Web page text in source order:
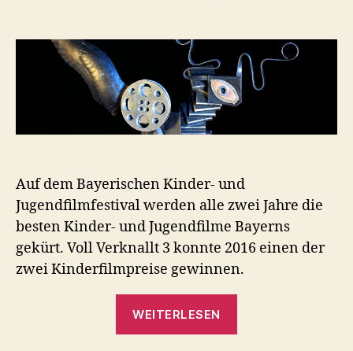
Auf dem Bayerischen Kinder- und
Jugendfilmfestival werden alle zwei Jahre die
besten Kinder- und Jugendfilme Bayerns
gekürt. Voll Verknallt 3 konnte 2016 einen der
zwei Kinderfilmpreise gewinnen.
WEITERLESEN